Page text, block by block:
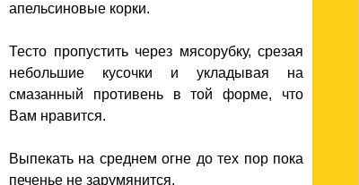
апельсиновые корки.
Тесто пропустить через мясорубку, срезая
небольшие кусочки и укладывая на
смазанный противень в той форме, что
Вам нравится.
Выпекать на среднем огне до тех пор пока
печенье не зарумянится.